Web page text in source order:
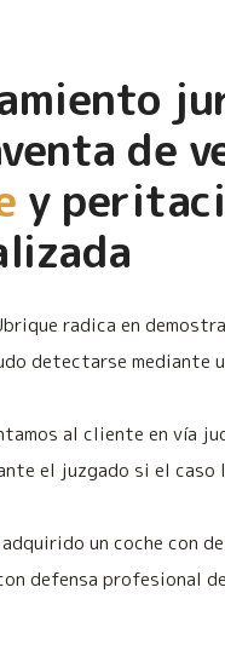
de
y
radica en
detectarse mediante
al cliente en vía
el juzgado si el caso
adquirido un coche con
defensa profesional